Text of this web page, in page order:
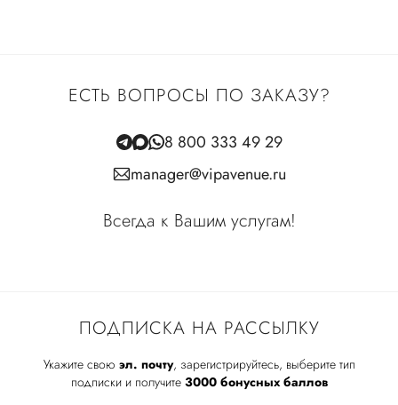
ПОДПИСКА НА РАССЫЛКУ
Укажите свою эл. почту, зарегистрируйтесь, выберите тип
подписки и получите 3000 бонусных баллов
ЕСТЬ ВОПРОСЫ ПО ЗАКАЗУ?
8 800 333 49 29
manager@vipavenue.ru
Всегда к Вашим услугам!